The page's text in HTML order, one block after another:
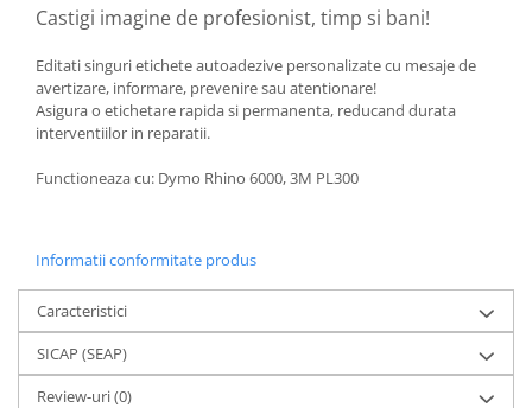
Castigi imagine de profesionist, timp si bani!
Editati singuri etichete autoadezive personalizate cu mesaje de
avertizare, informare, prevenire sau atentionare!
Asigura o etichetare rapida si permanenta, reducand durata
interventiilor in reparatii.
Functioneaza cu: Dymo Rhino 6000, 3M PL300
Informatii conformitate produs
Caracteristici
SICAP (SEAP)
Review-uri(0)